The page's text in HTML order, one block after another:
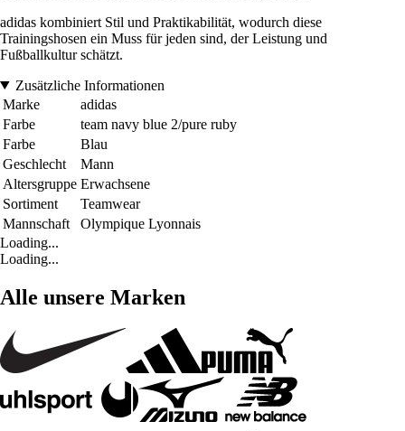
adidas kombiniert Stil und Praktikabilität, wodurch diese
Trainingshosen ein Muss für jeden sind, der Leistung und
Fußballkultur schätzt.
Zusätzliche Informationen
Marke
adidas
Farbe
team navy blue 2/pure ruby
Farbe
Blau
Geschlecht
Mann
Altersgruppe Erwachsene
Sortiment
Teamwear
Mannschaft
Olympique Lyonnais
Loading...
Loading...
Alle unsere Marken